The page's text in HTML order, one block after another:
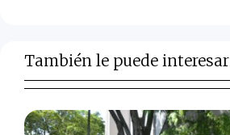
También le puede interesar